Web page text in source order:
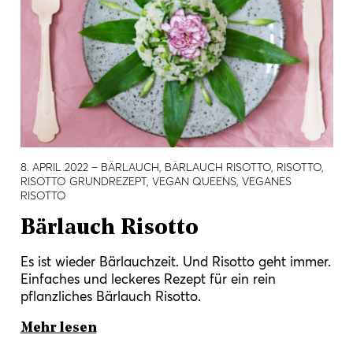
8. APRIL 2022– BÄRLAUCH, BÄRLAUCH RISOTTO, RISOTTO,
RISOTTO GRUNDREZEPT, VEGAN QUEENS, VEGANES
RISOTTO
Bärlauch Risotto
Es ist wieder Bärlauchzeit. Und Risotto geht immer.
Einfaches und leckeres Rezept für ein rein
pflanzliches Bärlauch Risotto.
Mehr lesen